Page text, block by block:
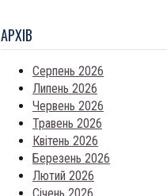
АРХIВ
Серпень 2026
Липень 2026
Червень 2026
Травень 2026
Квітень 2026
Березень 2026
Лютий 2026